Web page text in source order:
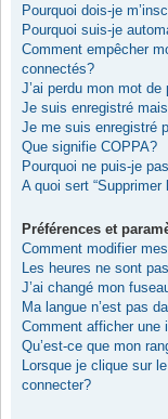
Pourquoi dois-je
Pourquoi suis-je
Comment empêcher
connectés?
J’ai perdu mon mot de
Je suis enregistré
Je me suis enregistré
Que signifie COPPA?
Pourquoi ne puis-je
A quoi sert
Préférences et
Comment modifier
Les heures ne sont
J’ai changé mon
Ma langue n’est pas
Comment afficher une
Qu’est-ce que mon
Lorsque je clique sur
connecter?